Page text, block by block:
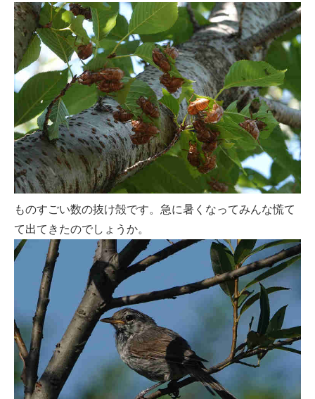
ものすごい数の抜け殻です。急に暑くなってみんな慌て
て出てきたのでしょうか。